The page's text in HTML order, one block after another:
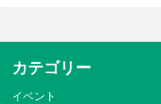
カテゴリー
イベント